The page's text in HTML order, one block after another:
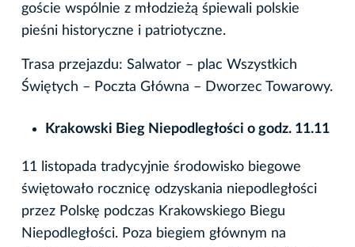
goście wspólnie z młodzieżą śpiewali polskie
pieśni historyczne i patriotyczne.
Trasa przejazdu: Salwator – plac Wszystkich
Świętych – Poczta Główna – Dworzec Towarowy.
Krakowski Bieg Niepodległości o godz. 11.11
11 listopada tradycyjnie środowisko biegowe
świętowało rocznicę odzyskania niepodległości
przez Polskę podczas Krakowskiego Biegu
Niepodległości. Poza biegiem głównym na